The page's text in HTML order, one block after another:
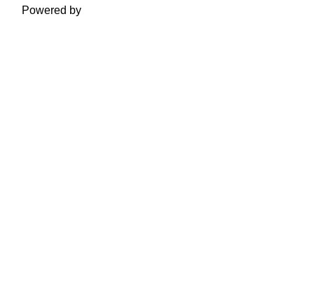
Powered by